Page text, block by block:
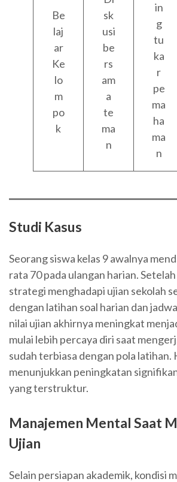
Be
laj
ar
Ke
lo
m
po
k
sk
usi
be
rs
am
a
te
ma
n
in
g
tu
ka
r
pe
ma
ha
ma
n
Studi Kasus
Seorang siswa kelas 9 awalnya
rata 70 pada ulangan harian.
strategi menghadapi ujian sekolah
dengan latihan soal harian dan
nilai ujian akhirnya meningkat
mulai lebih percaya diri saat
sudah terbiasa dengan pola latihan.
menunjukkan peningkatan
yang terstruktur.
Manajemen Mental Saat
Ujian
Selain persiapan akademik, kondisi